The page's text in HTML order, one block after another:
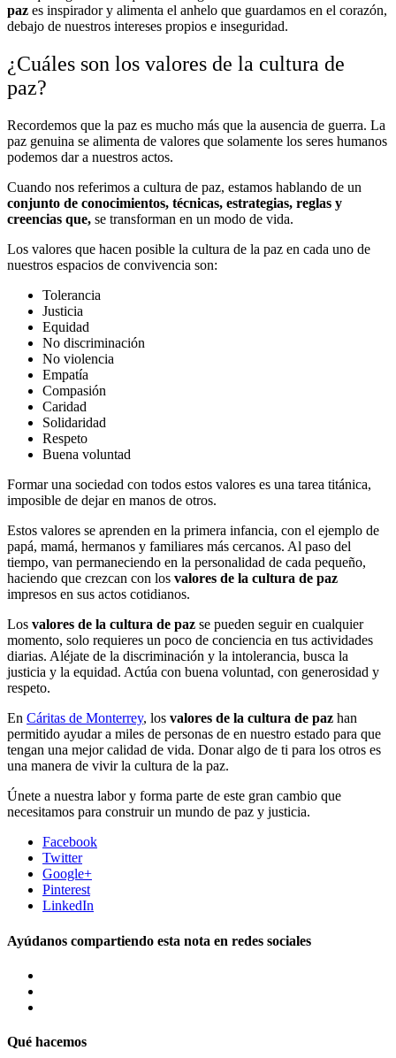
paz es inspirador y alimenta el anhelo que guardamos en el corazón,
debajo de nuestros intereses propios e inseguridad.
¿Cuáles son los valores de la cultura de
paz?
Recordemos que la paz es mucho más que la ausencia de guerra. La
paz genuina se alimenta de valores que solamente los seres humanos
podemos dar a nuestros actos.
Cuando nos referimos a cultura de paz, estamos hablando de un
conjunto de conocimientos, técnicas, estrategias, reglas y
creencias que, se transforman en un modo de vida.
Los valores que hacen posible la cultura de la paz en cada uno de
nuestros espacios de convivencia son:
Tolerancia
Justicia
Equidad
No discriminación
No violencia
Empatía
Compasión
Caridad
Solidaridad
Respeto
Buena voluntad
Formar una sociedad con todos estos valores es una tarea titánica,
imposible de dejar en manos de otros.
Estos valores se aprenden en la primera infancia, con el ejemplo de
papá, mamá, hermanos y familiares más cercanos. Al paso del
tiempo, van permaneciendo en la personalidad de cada pequeño,
haciendo que crezcan con los valores de la cultura de paz
impresos en sus actos cotidianos.
Los valores de la cultura de paz se pueden seguir en cualquier
momento, solo requieres un poco de conciencia en tus actividades
diarias. Aléjate de la discriminación y la intolerancia, busca la
justicia y la equidad. Actúa con buena voluntad, con generosidad y
respeto.
En Cáritas de Monterrey, los valores de la cultura de paz han
permitido ayudar a miles de personas de en nuestro estado para que
tengan una mejor calidad de vida. Donar algo de ti para los otros es
una manera de vivir la cultura de la paz.
Únete a nuestra labor y forma parte de este gran cambio que
necesitamos para construir un mundo de paz y justicia.
Facebook
Twitter
Google+
Pinterest
LinkedIn
Ayúdanos compartiendo esta nota en redes sociales
Qué hacemos